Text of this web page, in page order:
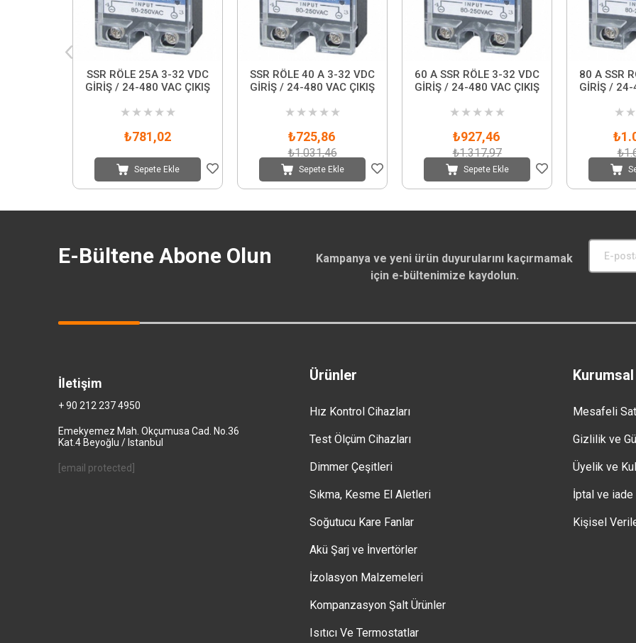
SSR RÖLE 25A 3-32 VDC
GİRİŞ / 24-480 VAC ÇIKIŞ
★ ★ ★ ★ ★
₺781,02
Sepete Ekle
SSR RÖLE 40 A 3-32 VDC
GİRİŞ / 24-480 VAC ÇIKIŞ
★ ★ ★ ★ ★
₺725,86
₺1.031,46
Sepete Ekle
60 A SSR RÖLE 3-32 VDC
GİRİŞ / 24-480 VAC ÇIKIŞ
★ ★ ★ ★ ★
₺927,46
₺1.317,97
Sepete Ekle
80 A SSR
GİRİŞ / 24-
★ ★
E-Bültene Abone Olun
Kampanya ve yeni ürün duyurularını kaçırmamak
için e-bültenimize kaydolun.
Ürünler
Hız Kontrol Cihazları
Test Ölçüm Cihazları
Dimmer Çeşitleri
Sıkma, Kesme El Aletleri
Soğutucu Kare Fanlar
Akü Şarj ve İnvertörler
İzolasyon Malzemeleri
Kompanzasyon Şalt Ürünler
Isıtıcı Ve Termostatlar
Kurumsal
Mesafeli
Gizlilik ve
Üyelik ve
İptal ve iade
Kişisel
İletişim
+ 90 212 237 4950
Emekyemez Mah. Okçumusa Cad. No.36
Kat.4 Beyoğlu / Istanbul
[email protected]